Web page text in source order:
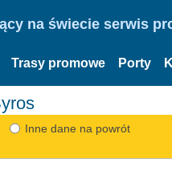
na świecie serwis
Trasy promowe Porty
Inne dane na powrót